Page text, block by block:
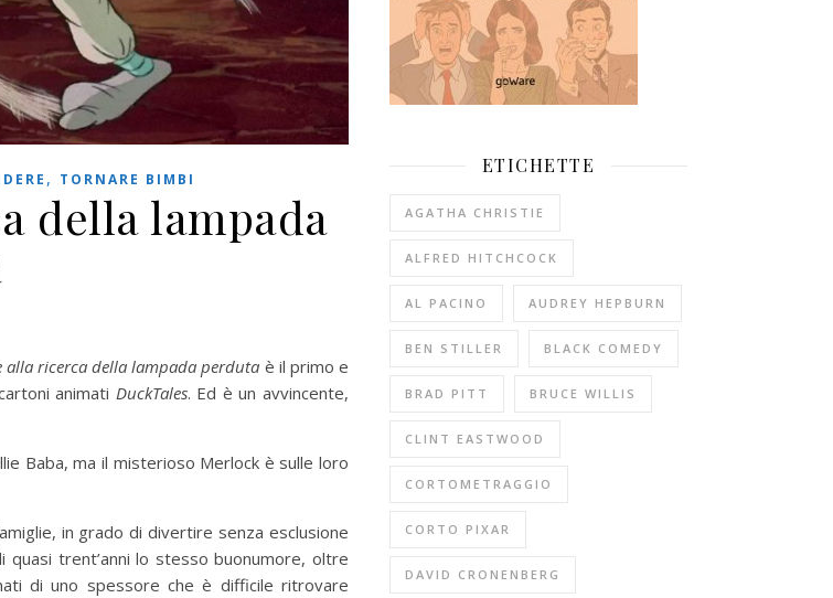
, TORNARE BIMBI
della lampada
alla ricerca della lampada perduta è il primo e
animati DuckTales. Ed è un avvincente,
Baba, ma il misterioso Merlock è sulle loro
in grado di divertire senza esclusione
quasi trent’anni lo stesso buonumore, oltre
di uno spessore che è difficile ritrovare
ETICHETTE
AGATHA CHRISTIE
ALFRED HITCHCOCK
AL PACINO AUDREY HEPBURN
BEN STILLER BLACK COMEDY
BRAD PITT BRUCE WILLIS
CLINT EASTWOOD
CORTOMETRAGGIO
CORTO PIXAR
DAVID CRONENBERG